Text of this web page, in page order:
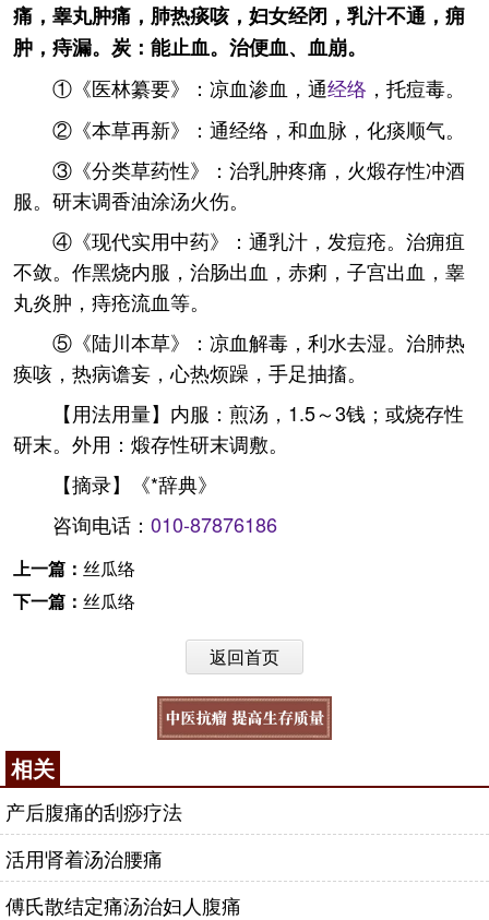
痛，睾丸肿痛，肺热痰咳，妇女经闭，乳汁不通，痈
肿，痔漏。炭：能止血。治便血、血崩。
①《医林纂要》：凉血渗血，通经络 ，托痘毒。
②《本草再新》：通经络，和血脉，化痰顺气。
③《分类草药性》：治乳肿疼痛，火煅存性冲酒
服。研末调香油涂汤火伤。
④《现代实用中药》：通乳汁，发痘疮。治痈疽
不敛。作黑烧内服，治肠出血，赤痢，子宫出血，睾
丸炎肿，痔疮流血等。
⑤《陆川本草》：凉血解毒，利水去湿。治肺热
痪咳，热病谵妄，心热烦躁，手足抽搐。
【用法用量】内服：煎汤，1.5～3钱；或烧存性
研末。外用：煅存性研末调敷。
【摘录】《*辞典》
咨询电话： 010-87876186
上一篇： 丝瓜络
下一篇： 丝瓜络
返回首页
相关
产后腹痛的刮痧疗法
活用肾着汤治腰痛
傅氏散结定痛汤治妇人腹痛